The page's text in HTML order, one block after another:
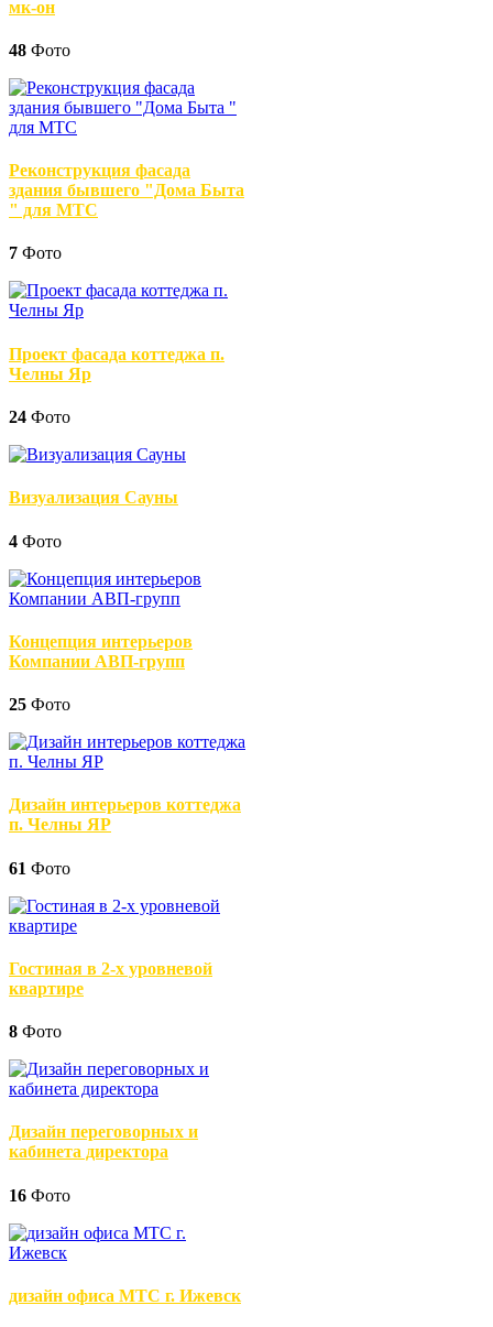
мк-он
48 Фото
Реконструкция фасада
здания бывшего "Дома Быта
" для МТС
7 Фото
Проект фасада коттеджа п.
Челны Яр
24 Фото
Визуализация Сауны
4 Фото
Концепция интерьеров
Компании АВП-групп
25 Фото
Дизайн интерьеров коттеджа
п. Челны ЯР
61 Фото
Гостиная в 2-х уровневой
квартире
8 Фото
Дизайн переговорных и
кабинета директора
16 Фото
дизайн офиса МТС г. Ижевск